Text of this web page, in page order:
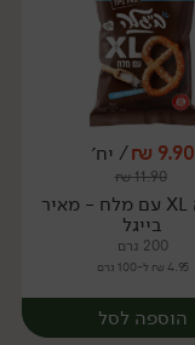
יח׳
9.90
₪/ יח׳
11.90
₪
בייגלה XL עם מלח - מאיר
בייגל
200 גרם
4.95 ₪ ל-100 גרם
הוספה לסל